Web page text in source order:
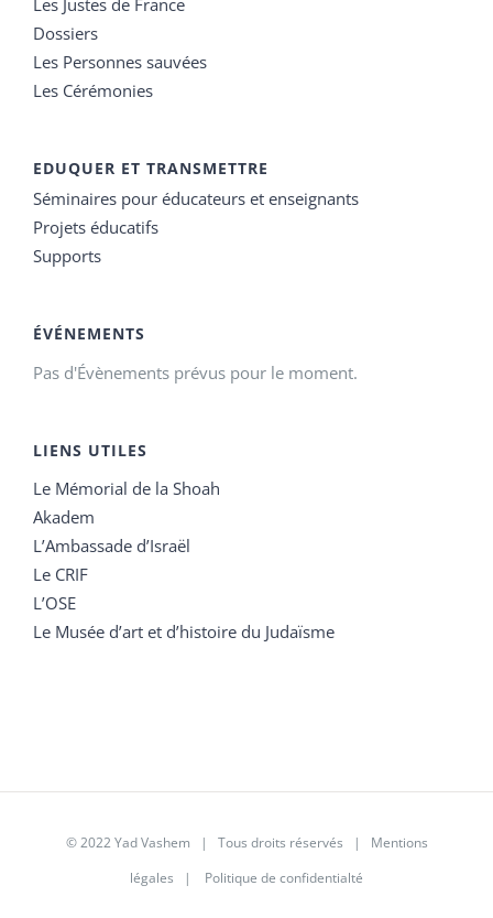
Dossiers
Les Personnes sauvées
Les Cérémonies
EDUQUER ET TRANSMETTRE
Séminaires pour éducateurs et enseignants
Projets éducatifs
Supports
ÉVÉNEMENTS
Pas d'Évènements prévus pour le moment.
LIENS UTILES
Le Mémorial de la Shoah
Akadem
L’Ambassade d’Israël
Le CRIF
L’OSE
Le Musée d’art et d’histoire du Judaïsme
© 2022 Yad Vashem | Tous droits réservés | Mentions
légales | Politique de confidentialté